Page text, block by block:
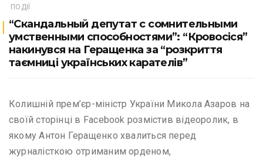
ПОДІЇ
“Скандальный депутат с сомнительными
умственными способностями”: “Кровосіся”
накинувся на Геращенка за “розкриття
таємниці українських карателів”
Колишній прем’єр-міністр України Микола Азаров на
своїй сторінці в Facebook розмістив відеоролик, в
якому Антон Геращенко хвалиться перед
журналісткою отриманим орденом,